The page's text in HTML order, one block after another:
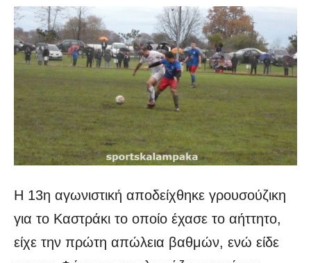
Η 13η αγωνιστική αποδείχθηκε γρουσούζικη
για το Καστράκι το οποίο έχασε το αήττητο,
είχε την πρώτη απώλεια βαθμών, ενώ είδε